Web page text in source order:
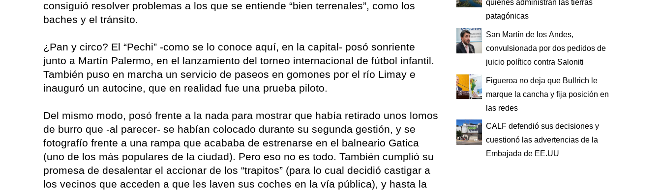
consiguió resolver problemas a los que se entiende “bien terrenales”, como los
baches y el tránsito.
¿Pan y circo? El “Pechi” -como se lo conoce aquí, en la capital- posó sonriente
junto a Martín Palermo, en el lanzamiento del torneo internacional de fútbol infantil.
También puso en marcha un servicio de paseos en gomones por el río Limay e
inauguró un autocine, que en realidad fue una prueba piloto.
Del mismo modo, posó frente a la nada para mostrar que había retirado unos lomos
de burro que -al parecer- se habían colocado durante su segunda gestión, y se
fotografío frente a una rampa que acababa de estrenarse en el balneario Gatica
(uno de los más populares de la ciudad). Pero eso no es todo. También cumplió su
promesa de desalentar el accionar de los “trapitos” (para lo cual decidió castigar a
los vecinos que acceden a que les laven sus coches en la vía pública), y hasta la
quiénes administran las tierras
patagónicas
San Martín de los Andes,
convulsionada por dos pedidos de
juicio político contra Saloniti
Figueroa no deja que Bullrich le
marque la cancha y fija posición en
las redes
CALF defendió sus decisiones y
cuestionó las advertencias de la
Embajada de EE.UU